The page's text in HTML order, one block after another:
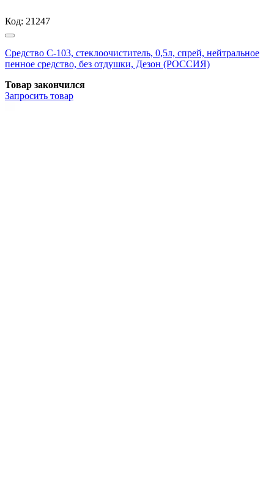
Код: 21247
Средство С-103, стеклоочиститель, 0,5л, спрей, нейтральное
пенное средство, без отдушки, Дезон (РОССИЯ)
Товар закончился
Запросить товар